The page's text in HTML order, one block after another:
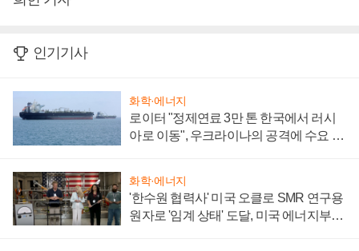
인기기사
화학·에너지
로이터 "정제연료 3만 톤 한국에서 러시
아로 이동", 우크라이나의 공격에 수요 늘
화학·에너지
'한수원 협력사' 미국 오클로 SMR 연구용
원자로 '임계 상태' 도달, 미국 에너지부